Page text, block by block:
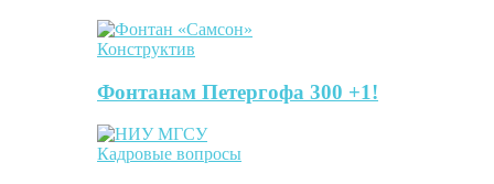
Конструктив
Фонтанам Петергофа 300 +1!
Кадровые вопросы